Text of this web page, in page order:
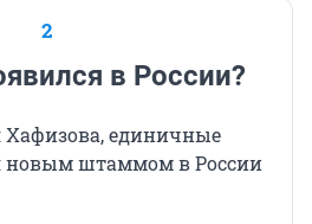
2
в России?
единичные
новым штаммом в России